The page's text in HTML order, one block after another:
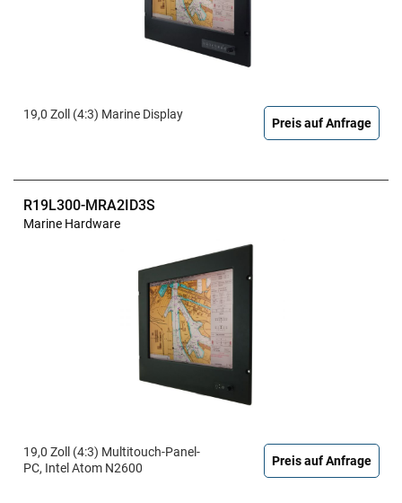
19,0 Zoll (4:3) Marine Display
Preis auf Anfrage
R19L300-MRA2ID3S
Marine Hardware
19,0 Zoll (4:3) Multitouch-Panel-
PC, Intel Atom N2600
Preis auf Anfrage